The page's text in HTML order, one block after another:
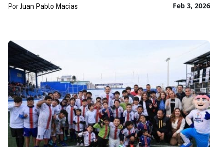
Feb 3, 2026
PorJuan Pablo Macias